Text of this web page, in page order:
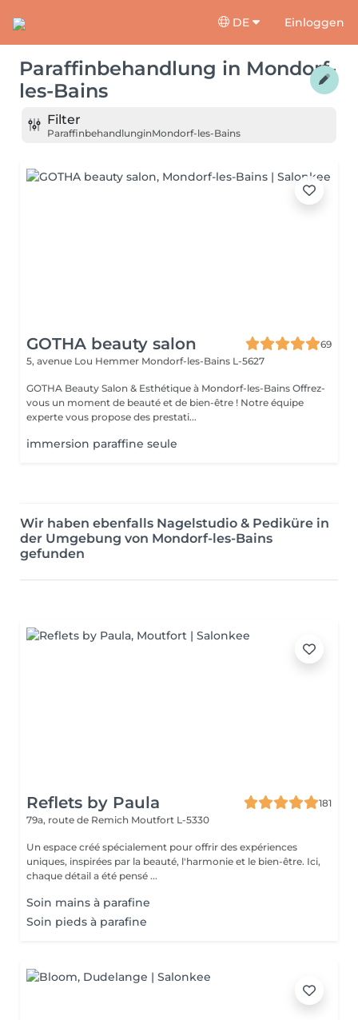
DE Einloggen
Paraffinbehandlung in Mondorf-
les-Bains
Filter
ParaffinbehandlunginMondorf-les-Bains
GOTHA beauty salon
69
5, avenue Lou Hemmer Mondorf-les-Bains L-5627
GOTHA Beauty Salon & Esthétique à Mondorf-les-Bains Offrez-
vous un moment de beauté et de bien-être ! Notre équipe
experte vous propose des prestati...
immersion paraffine seule
Wir haben ebenfalls Nagelstudio & Pediküre in
der Umgebung von Mondorf-les-Bains
gefunden
Reflets by Paula
181
79a, route de Remich Moutfort L-5330
Un espace créé spécialement pour offrir des expériences
uniques, inspirées par la beauté, l'harmonie et le bien-être. Ici,
chaque détail a été pensé ...
Soin mains à parafine
Soin pieds à parafine